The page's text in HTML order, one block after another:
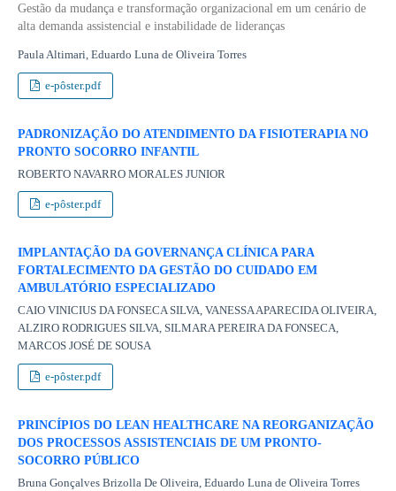
Gestão da mudança e transformação organizacional em um cenário de
alta demanda assistencial e instabilidade de lideranças
Paula Altimari, Eduardo Luna de Oliveira Torres
e-pôster.pdf
PADRONIZAÇÃO DO ATENDIMENTO DA FISIOTERAPIA NO
PRONTO SOCORRO INFANTIL
ROBERTO NAVARRO MORALES JUNIOR
e-pôster.pdf
IMPLANTAÇÃO DA GOVERNANÇA CLÍNICA PARA
FORTALECIMENTO DA GESTÃO DO CUIDADO EM
AMBULATÓRIO ESPECIALIZADO
CAIO VINICIUS DA FONSECA SILVA, VANESSA APARECIDA OLIVEIRA,
ALZIRO RODRIGUES SILVA, SILMARA PEREIRA DA FONSECA,
MARCOS JOSÉ DE SOUSA
e-pôster.pdf
PRINCÍPIOS DO LEAN HEALTHCARE NA REORGANIZAÇÃO
DOS PROCESSOS ASSISTENCIAIS DE UM PRONTO-
SOCORRO PÚBLICO
Bruna Gonçalves Brizolla De Oliveira, Eduardo Luna de Oliveira Torres